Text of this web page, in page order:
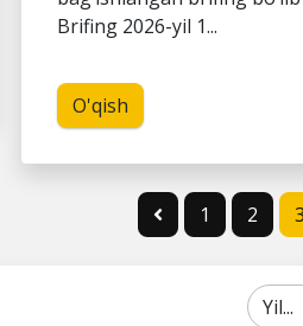
Brifing 2026-yil 1...
O'qish
1 2 3